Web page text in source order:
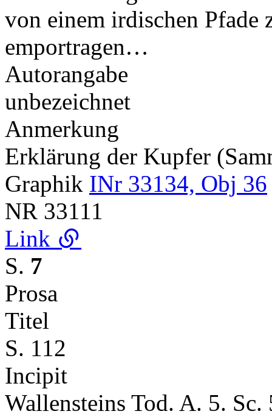
von einem irdischen Pfade
emportragen…
Autorangabe
unbezeichnet
Anmerkung
Erklärung der Kupfer
Graphik INr 33134, Obj 36
NR 33111
Link
S. 7
Prosa
Titel
S. 112
Incipit
Wallensteins Tod. A. 5.